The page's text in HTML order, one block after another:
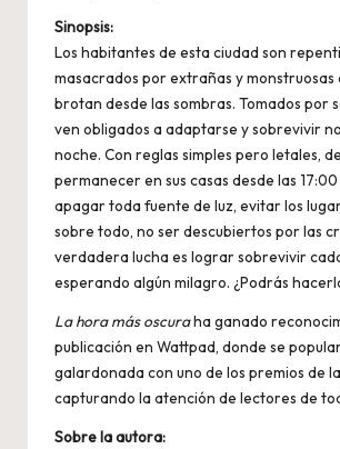
Sinopsis:
Los habitantes de esta ciudad son
masacrados por extrañas y monstruosas
brotan desde las sombras. Tomados por
ven obligados a adaptarse y sobrevivir
noche. Con reglas simples pero letales,
permanecer en sus casas desde las
apagar toda fuente de luz, evitar los
sobre todo, no ser descubiertos por las
verdadera lucha es lograr sobrevivir
esperando algún milagro. ¿Podrás
La hora más oscuraha ganado
publicación en Wattpad, donde se
galardonada con uno de los premios de
capturando la atención de lectores de
Sobre la autora: